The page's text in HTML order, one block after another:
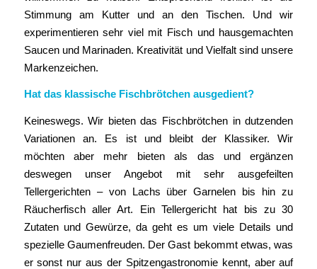
Stimmung am Kutter und an den Tischen. Und wir
experimentieren sehr viel mit Fisch und hausgemachten
Saucen und Marinaden. Kreativität und Vielfalt sind unsere
Markenzeichen.
Hat das klassische Fischbrötchen ausgedient?
Keineswegs. Wir bieten das Fischbrötchen in dutzenden
Variationen an. Es ist und bleibt der Klassiker. Wir
möchten aber mehr bieten als das und ergänzen
deswegen unser Angebot mit sehr ausgefeilten
Tellergerichten – von Lachs über Garnelen bis hin zu
Räucherfisch aller Art. Ein Tellergericht hat bis zu 30
Zutaten und Gewürze, da geht es um viele Details und
spezielle Gaumenfreuden. Der Gast bekommt etwas, was
er sonst nur aus der Spitzengastronomie kennt, aber auf